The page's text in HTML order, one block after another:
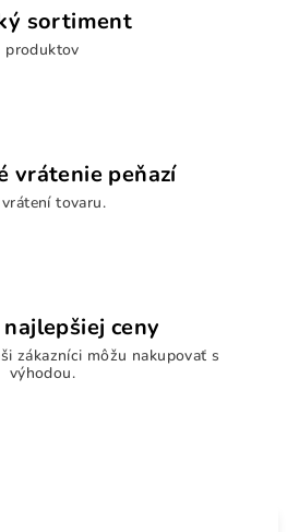
sortiment
produktov
vrátenie peňazí
tovaru.
ceny
zákazníci môžu nakupovať s
výhodou.